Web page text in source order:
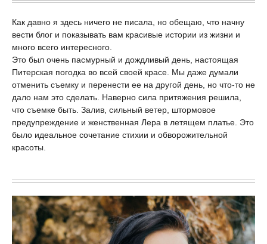
Как давно я здесь ничего не писала, но обещаю, что начну
вести блог и показывать вам красивые истории из жизни и
много всего интересного.
Это был очень пасмурный и дождливый день, настоящая
Питерская погодка во всей своей красе. Мы даже думали
отменить съемку и перенести ее на другой день, но что-то не
дало нам это сделать. Наверно сила притяжения решила,
что съемке быть. Залив, сильный ветер, штормовое
предупреждение и женственная Лера в летящем платье. Это
было идеальное сочетание стихии и обворожительной
красоты.